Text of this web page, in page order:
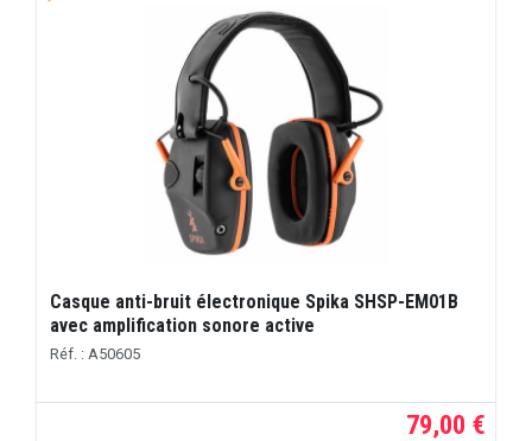
Casque anti-bruit électronique Spika SHSP-EM01B
avec amplification sonore active
Réf. : A50605
79,00 €